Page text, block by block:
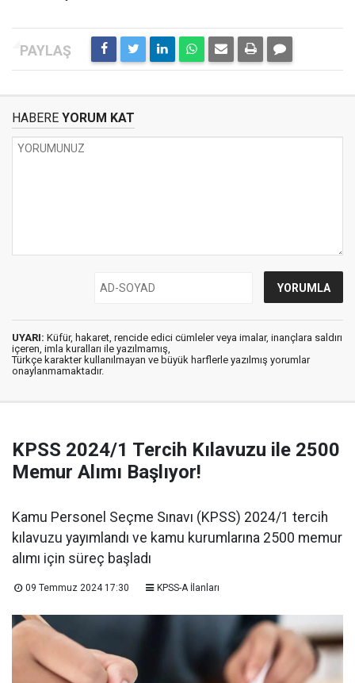
HABERE YORUM KAT
UYARI: Küfür, hakaret, rencide edici cümleler veya imalar, inançlara saldırı
içeren, imla kuralları ile yazılmamış,
Türkçe karakter kullanılmayan ve büyük harflerle yazılmış yorumlar
onaylanmamaktadır.
KPSS 2024/1 Tercih Kılavuzu ile 2500
Memur Alımı Başlıyor!
Kamu Personel Seçme Sınavı (KPSS) 2024/1 tercih
kılavuzu yayımlandı ve kamu kurumlarına 2500 memur
alımı için süreç başladı
09 Temmuz 2024 17:30 KPSS-A İlanları